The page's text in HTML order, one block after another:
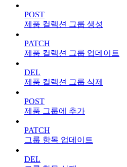
POST
제품 컬렉션 그룹 생성
PATCH
제품 컬렉션 그룹 업데이트
DEL
제품 컬렉션 그룹 삭제
POST
제품 그룹에 추가
PATCH
그룹 항목 업데이트
DEL